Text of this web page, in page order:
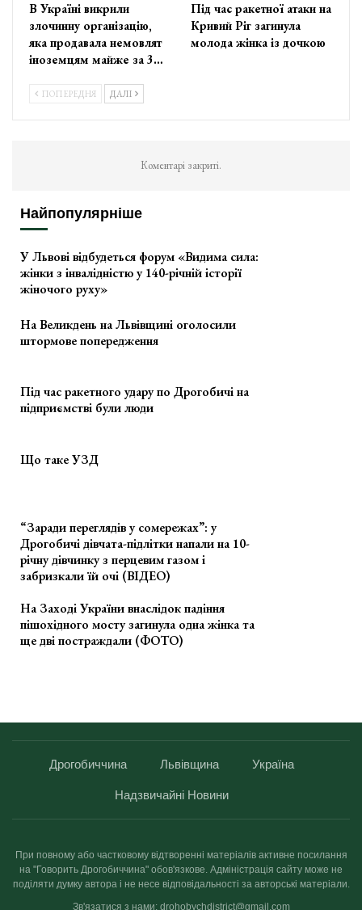
В Україні викрили
злочинну організацію,
яка продавала немовлят
іноземцям майже за 3…
Під час ракетної атаки на
Кривий Ріг загинула
молода жінка із дочкою
ПОПЕРЕДНЯ ДАЛІ
Коментарі закриті.
Найпопулярніше
У Львові відбудеться форум «Видима сила:
жінки з інвалідністю у 140-річній історії
жіночого руху»
На Великдень на Львівщині оголосили
штормове попередження
Під час ракетного удару по Дрогобичі на
підприємстві були люди
Що таке УЗД
“Заради переглядів у сомережах”: у
Дрогобичі дівчата-підлітки напали на 10-
річну дівчинку з перцевим газом і
забризкали їй очі (ВІДЕО)
На Заході України внаслідок падіння
пішохідного мосту загинула одна жінка та
ще дві постраждали (ФОТО)
Дрогобиччина Львівщина Україна
Надзвичайні Новини
При повному або частковому відтворенні матеріалів активне посилання
на "Говорить Дрогобиччина" обов'язкове. Адміністрація сайту може не
поділяти думку автора і не несе відповідальності за авторські матеріали.
Зв'язатися з нами: drohobychdistrict@gmail.com